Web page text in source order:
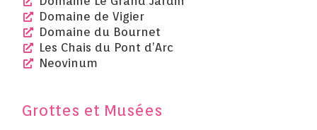
Domaine de Vigier
Domaine du Bournet
Les Chais du Pont d’Arc
Neovinum
Grottes et Musées